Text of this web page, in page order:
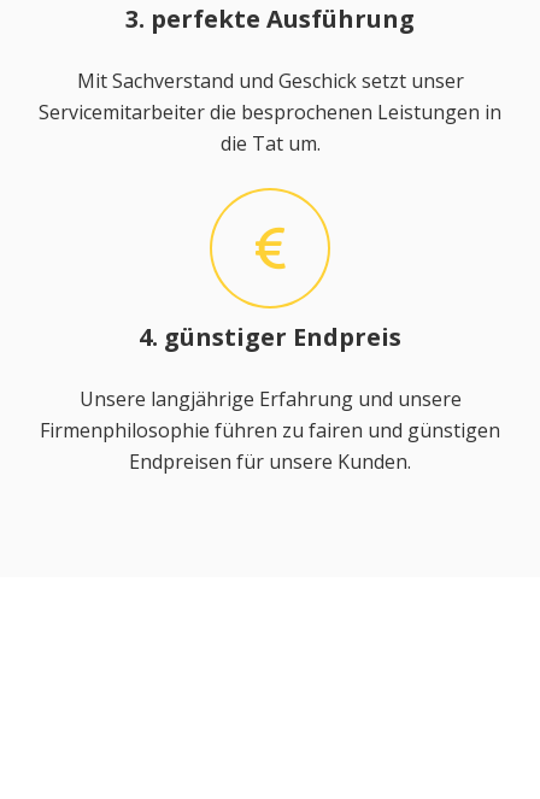
3. perfekte Ausführung
Mit Sachverstand und Geschick setzt unser
Servicemitarbeiter die besprochenen Leistungen in
die Tat um.
4. günstiger Endpreis
Unsere langjährige Erfahrung und unsere
Firmenphilosophie führen zu fairen und günstigen
Endpreisen für unsere Kunden.